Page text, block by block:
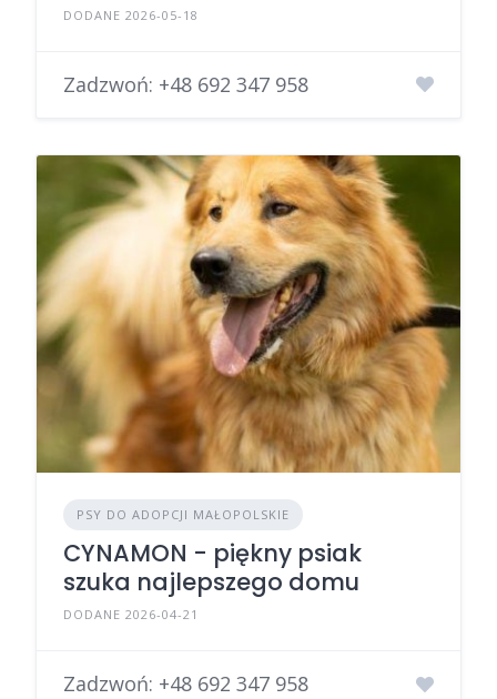
DODANE 2026-05-18
Zadzwoń: +48 692 347 958
PSY DO ADOPCJI MAŁOPOLSKIE
CYNAMON - piękny psiak
szuka najlepszego domu
DODANE 2026-04-21
Zadzwoń: +48 692 347 958